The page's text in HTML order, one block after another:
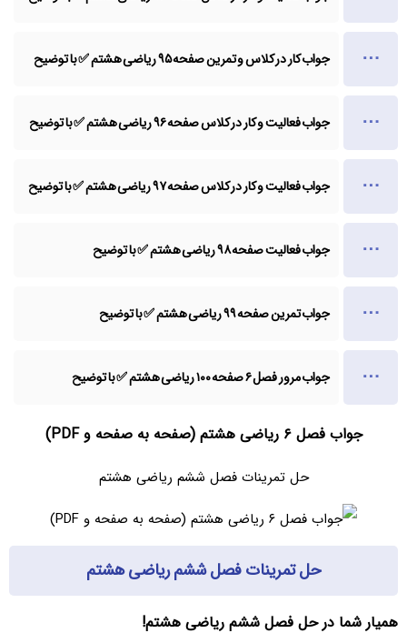
جواب کار در کلاس و تمرین صفحه ۹۵ ریاضی هشتم ✅ با توضیح
جواب فعالیت و کار در کلاس صفحه ۹۶ ریاضی هشتم ✅ با توضیح
جواب فعالیت و کار در کلاس صفحه ۹۷ ریاضی هشتم ✅ با توضیح
جواب فعالیت صفحه ۹۸ ریاضی هشتم ✅ با توضیح
جواب تمرین صفحه ۹۹ ریاضی هشتم ✅ با توضیح
جواب مرور فصل ۶ صفحه ۱۰۰ ریاضی هشتم ✅ با توضیح
جواب فصل ۶ ریاضی هشتم (صفحه به صفحه و PDF)
حل تمرینات فصل ششم ریاضی هشتم
حل تمرینات فصل ششم ریاضی هشتم
همیار شما در حل فصل ششم ریاضی هشتم!